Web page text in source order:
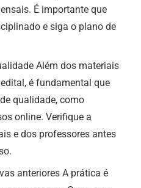
É importante que
e siga o plano de
Além dos materiais
é fundamental que
qualidade, como
online. Verifique a
e dos professores antes
anteriores A prática é